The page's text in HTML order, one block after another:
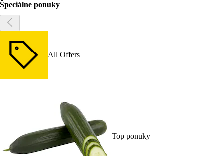
Špeciálne ponuky
All Offers
Top ponuky